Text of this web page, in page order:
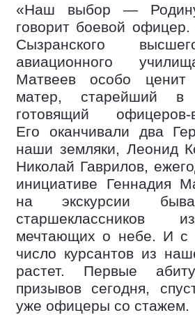
«Наш выбор —
говорит боевой офицер.
Сызранского
авиационного
Матвеев особо
матер, старейший в
готовящий офицеров-
Его оканчивали два
наши земляки, Леонид
Николай Гаврилов,
инициативе Геннадия
на экскурсии
старшеклассников
мечтающих о небе. И с
число курсантов из
растет. Первые
призывов сегодня,
уже офицеры со стажем.